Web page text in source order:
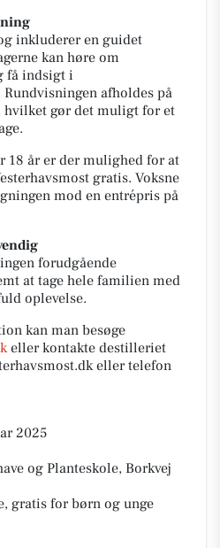
inkluderer en guidet
kan høre om
få indsigt i
afholdes på
hvilket gør det muligt for et
18 år er der mulighed for at
gratis. Voksne
mod en entrépris på
forudgående
at tage hele familien med
oplevelse.
kan man besøge
eller kontakte destilleriet
eller telefon
2025
og Planteskole, Borkvej
gratis for børn og unge